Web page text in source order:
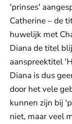
'prinses'
Catherine – de
huwelijk met
Diana de titel
aanspreektitel
Diana is dus
door het vele
kunnen zijn bij
niet, maar veel